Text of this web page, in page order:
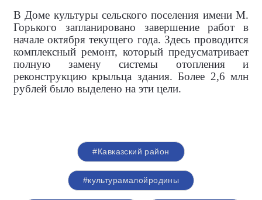
В Доме культуры сельского поселения имени М.
Горького запланировано завершение работ в
начале октября текущего года. Здесь проводится
комплексный ремонт, который предусматривает
полную замену системы отопления и
реконструкцию крыльца здания. Более 2,6 млн
рублей было выделено на эти цели.
#Кавказский район
#культурамалойродины